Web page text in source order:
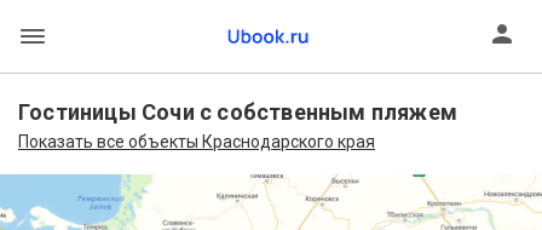
Гостиницы Сочи с собственным пляжем
Показать все объекты Краснодарского края